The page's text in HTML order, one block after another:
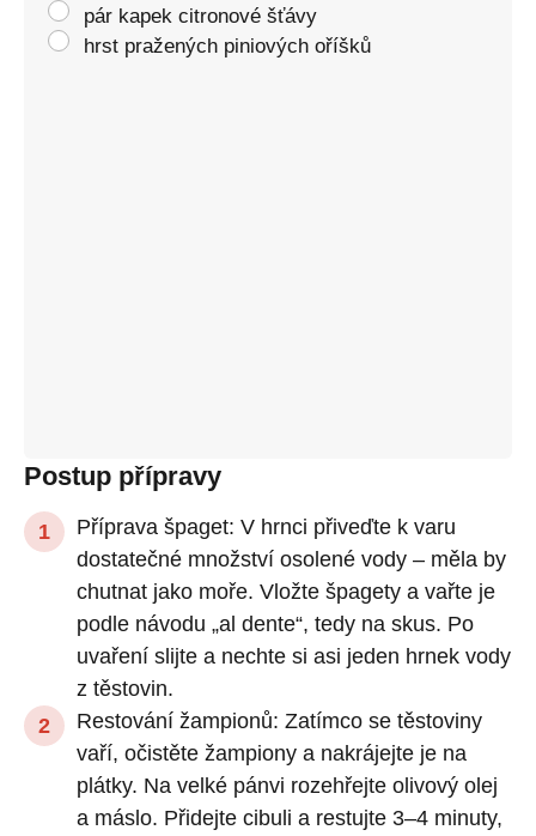
pár kapek citronové šťávy
hrst pražených piniových oříšků
Postup přípravy
Příprava špaget: V hrnci přiveďte k varu
dostatečné množství osolené vody – měla by
chutnat jako moře. Vložte špagety a vařte je
podle návodu „al dente“, tedy na skus. Po
uvaření slijte a nechte si asi jeden hrnek vody
z těstovin.
Restování žampionů: Zatímco se těstoviny
vaří, očistěte žampiony a nakrájejte je na
plátky. Na velké pánvi rozehřejte olivový olej
a máslo. Přidejte cibuli a restujte 3–4 minuty,